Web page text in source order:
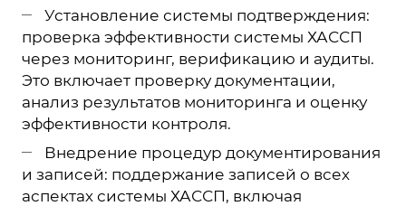
Установление системы подтверждения:
проверка эффективности системы ХАССП
через мониторинг, верификацию и аудиты.
Это включает проверку документации,
анализ результатов мониторинга и оценку
эффективности контроля.
Внедрение процедур документирования
и записей: поддержание записей о всех
аспектах системы ХАССП, включая